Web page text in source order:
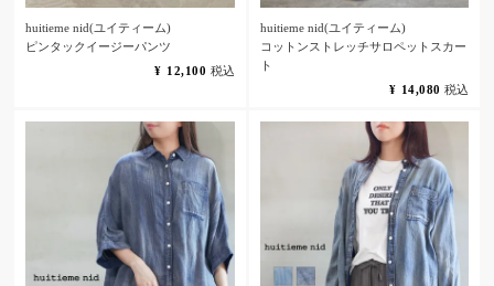
huitieme nid(ユイティーム)
ピンタックイージーパンツ
¥ 12,100 税込
huitieme nid(ユイティーム)
コットンストレッチサロペットスカー
ト
¥ 14,080 税込